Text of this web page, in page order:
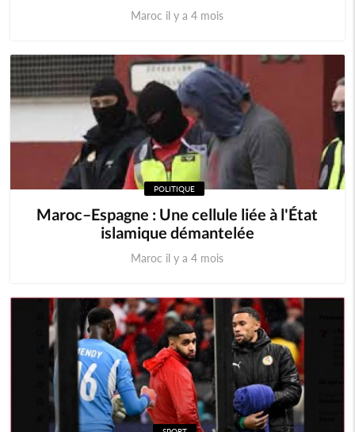
Maroc il y a 4 mois
POLITIQUE
Maroc–Espagne : Une cellule liée à l'État
islamique démantelée
Maroc il y a 4 mois